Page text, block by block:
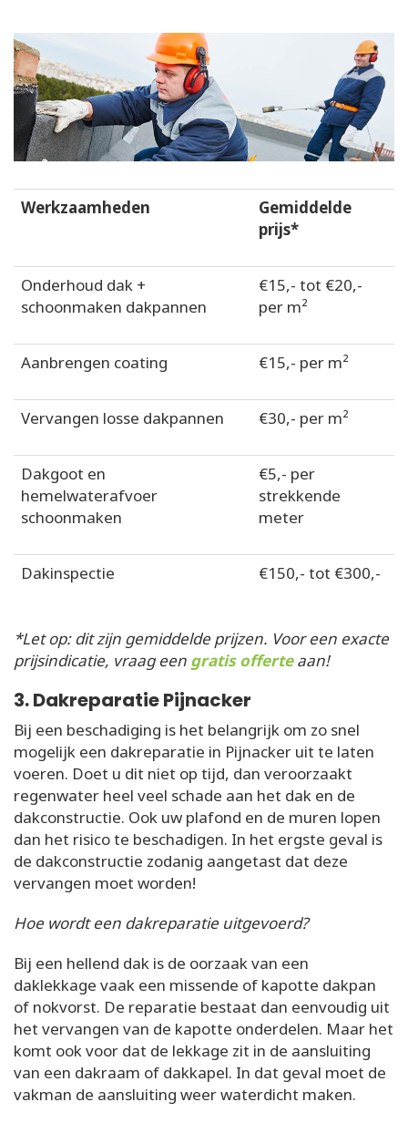
Werkzaamheden
Gemiddelde
prijs*
Onderhoud dak +
schoonmaken dakpannen
€15,- tot €20,-
per m²
Aanbrengen coating €15,- per m²
Vervangen losse dakpannen €30,- per m²
Dakgoot en
hemelwaterafvoer
schoonmaken
€5,- per
strekkende
meter
Dakinspectie €150,- tot €300,-
*Let op: dit zijn gemiddelde prijzen. Voor een exacte
prijsindicatie, vraag een gratis offerteaan!
3. Dakreparatie Pijnacker
Bij een beschadiging is het belangrijk om zo snel
mogelijk een dakreparatie in Pijnacker uit te laten
voeren. Doet u dit niet op tijd, dan veroorzaakt
regenwater heel veel schade aan het dak en de
dakconstructie. Ook uw plafond en de muren lopen
dan het risico te beschadigen. In het ergste geval is
de dakconstructie zodanig aangetast dat deze
vervangen moet worden!
Hoe wordt een dakreparatie uitgevoerd?
Bij een hellend dak is de oorzaak van een
daklekkage vaak een missende of kapotte dakpan
of nokvorst. De reparatie bestaat dan eenvoudig uit
het vervangen van de kapotte onderdelen. Maar het
komt ook voor dat de lekkage zit in de aansluiting
van een dakraam of dakkapel. In dat geval moet de
vakman de aansluiting weer waterdicht maken.